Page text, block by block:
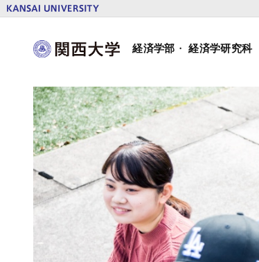
本
部・
経済学部 ・ 経済学研究科